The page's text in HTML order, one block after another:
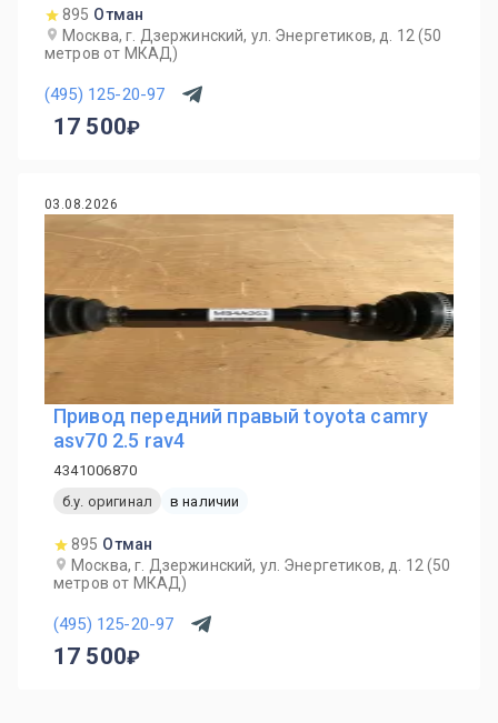
895 Отман
Москва, г. Дзержинский, ул. Энергетиков, д. 12 (50
метров от МКАД)
(495) 125-20-97
17 500
03.08.2026
Привод передний правый toyota camry
asv70 2.5 rav4
4341006870
б.у. оригинал
в наличии
895 Отман
Москва, г. Дзержинский, ул. Энергетиков, д. 12 (50
метров от МКАД)
(495) 125-20-97
17 500